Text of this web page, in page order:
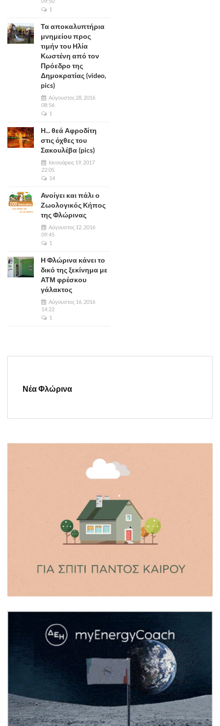
1
Τα αποκαλυπτήρια
μνημείου προς
τιμήν του Ηλία
Κωστένη από τον
Πρόεδρο της
Δημοκρατίας (video,
pics)
Αύγουστος 28, 2016
08:56
1
Η... θεά Αφροδίτη
στις όχθες του
Σακουλέβα (pics)
Ιανουάριος 19, 2017
22:05
14
Ανοίγει και πάλι ο
Ζωολογικός Κήπος
της Φλώρινας
Αύγουστος 12, 2016
09:45
1
Η Φλώρινα κάνει το
δικό της ξεκίνημα με
ΑΤΜ φρέσκου
γάλακτος
Αύγουστος 16, 2016
14:22
1
Νέα Φλώρινα